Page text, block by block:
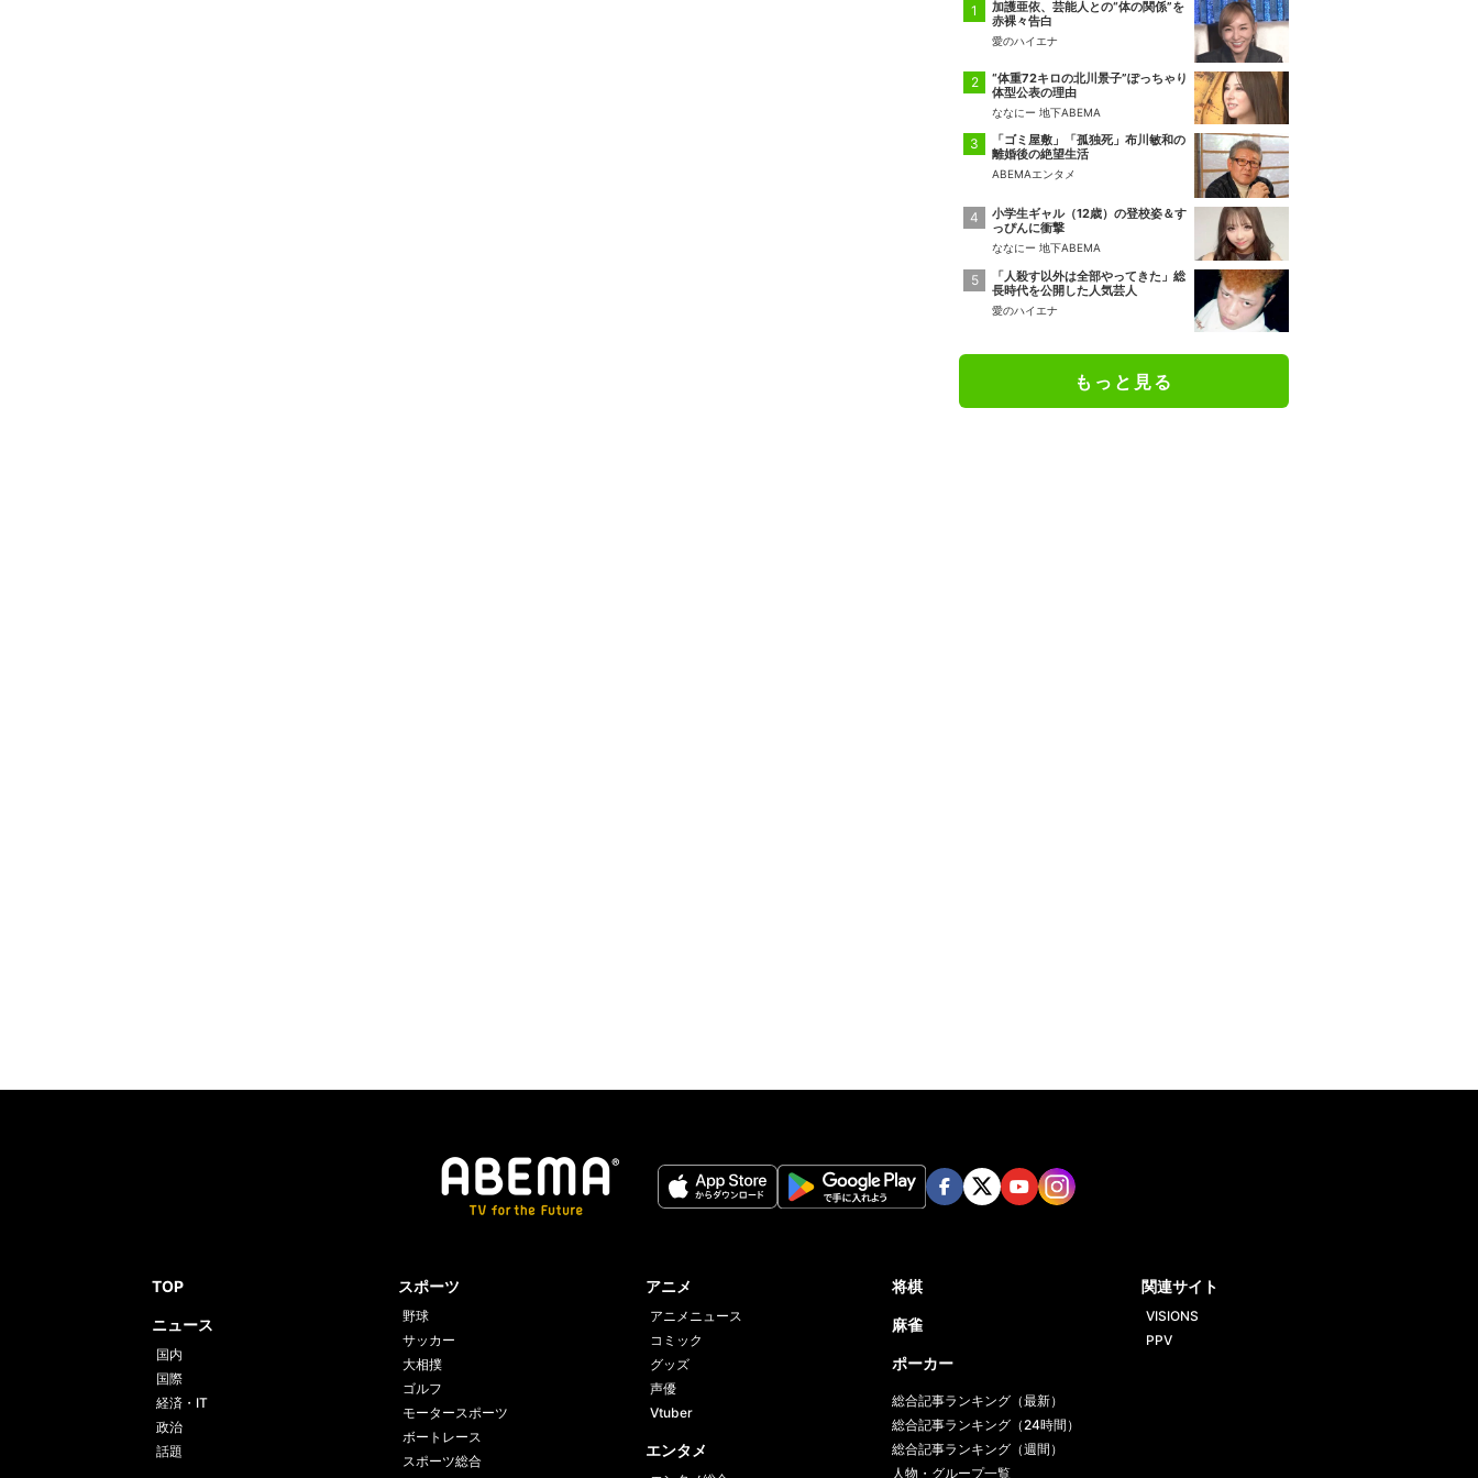
加護亜依、芸能人との“体の関係”を
赤裸々告白
愛のハイエナ
“体重72キロの北川景子”ぽっちゃり
体型公表の理由
ななにー 地下ABEMA
「ゴミ屋敷」「孤独死」布川敏和の
離婚後の絶望生活
ABEMAエンタメ
小学生ギャル（12歳）の登校姿＆す
っぴんに衝撃
ななにー 地下ABEMA
「人殺す以外は全部やってきた」総
長時代を公開した人気芸人
愛のハイエナ
もっと見る
TOP
ニュース
国内
国際
経済・IT
政治
話題
スポーツ
野球
サッカー
大相撲
ゴルフ
モータースポーツ
ボートレース
スポーツ総合
アニメ
アニメニュース
コミック
グッズ
声優
Vtuber
エンタメ
将棋
麻雀
ポーカー
総合記事ランキング（最新）
総合記事ランキング（24時間）
総合記事ランキング（週間）
人物・グループ一覧
関連サイト
VISIONS
PPV